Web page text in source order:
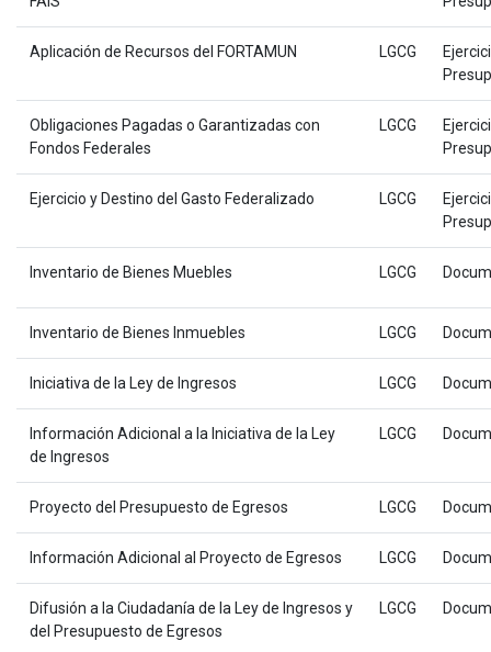
Aplicación de Recursos del FORTAMUN LGCG
Obligaciones Pagadas o Garantizadas con
Fondos Federales
LGCG
Ejercicio y Destino del Gasto Federalizado LGCG
Inventario de Bienes Muebles LGCG
Inventario de Bienes Inmuebles LGCG
Iniciativa de la Ley de Ingresos LGCG
Información Adicional a la Iniciativa de la Ley
de Ingresos
LGCG
Proyecto del Presupuesto de Egresos LGCG
Información Adicional al Proyecto de Egresos LGCG
Difusión a la Ciudadanía de la Ley de Ingresos y
del Presupuesto de Egresos
LGCG